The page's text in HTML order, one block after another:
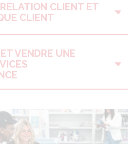
CLIENT ET
CLIENT
VENDRE UNE